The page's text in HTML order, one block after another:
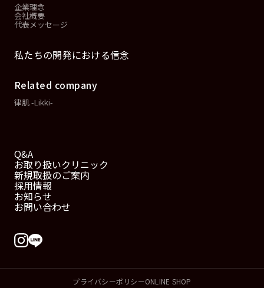
企業理念
会社概要
代表メッセージ
私たちの開発における信念
Related company
律肌 -Likki-
Q&A
お取り扱いクリニック
新規取扱のご案内
採用情報
お知らせ
お問い合わせ
プライバシーポリシーONLINE SHOP